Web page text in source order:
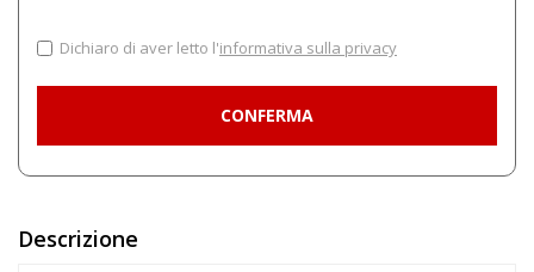
Dichiaro di aver letto l'informativa sulla privacy
Descrizione